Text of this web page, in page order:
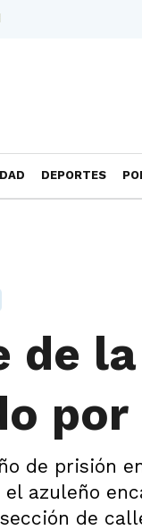
DEPORTES
de
de prisión
el azuleño
de